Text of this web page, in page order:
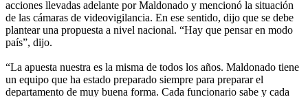
acciones llevadas adelante por Maldonado y mencionó la situación
de las cámaras de videovigilancia. En ese sentido, dijo que se debe
plantear una propuesta a nivel nacional. “Hay que pensar en modo
país”, dijo.
“La apuesta nuestra es la misma de todos los años. Maldonado tiene
un equipo que ha estado preparado siempre para preparar el
departamento de muy buena forma. Cada funcionario sabe y cada